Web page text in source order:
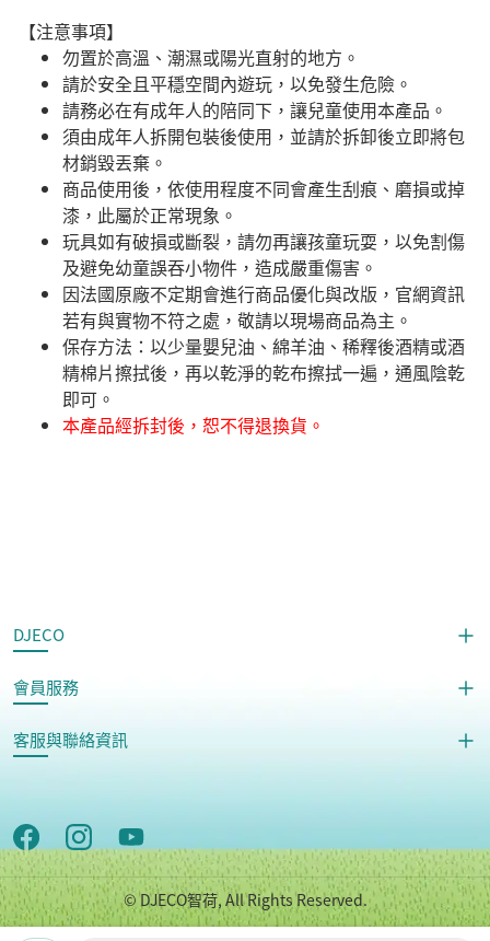
【注意事項】
勿置於高溫、潮濕或陽光直射的地方。
請於安全且平穩空間內遊玩，以免發生危險。​
請務必在有成年人的陪同下，讓兒童使用本產品。
須由成年人拆開包裝後使用，並請於拆卸後立即將包
材銷毀丟棄。
商品使用後，依使用程度不同會產生刮痕、磨損或掉
漆，此屬於正常現象。
玩具如有破損或斷裂，請勿再讓孩童玩耍，以免割傷
及避免幼童誤吞小物件，造成嚴重傷害。
因法國原廠不定期會進行商品優化與改版，官網資訊
若有與實物不符之處，敬請以現場商品為主。
​保存方法：以少量嬰兒油、綿羊油、稀釋後酒精或酒
精棉片擦拭後，再以乾淨的乾布擦拭一遍，通風陰乾
即可。
本產品經拆封後，恕不得退換貨。
DJECO
會員服務
客服與聯絡資訊
© DJECO智荷, All Rights Reserved.
Copyright © 世潮企業股份有限公司 All Rights Reserved.